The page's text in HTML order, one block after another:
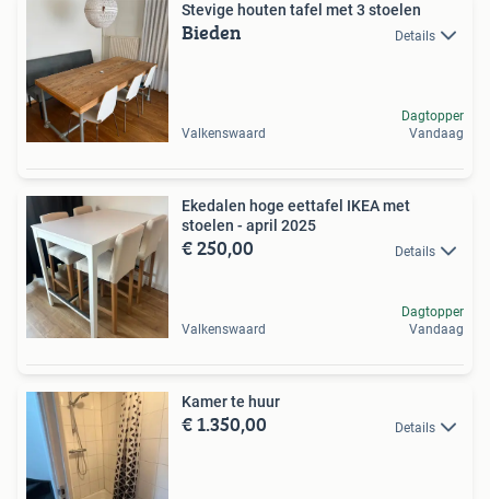
Stevige houten tafel met 3 stoelen
Bieden Details
Valkenswaard
Dagtopper
Vandaag
Ekedalen hoge eettafel IKEA met
stoelen - april 2025
€ 250,00 Details
Valkenswaard
Dagtopper
Vandaag
Kamer te huur
€ 1.350,00 Details